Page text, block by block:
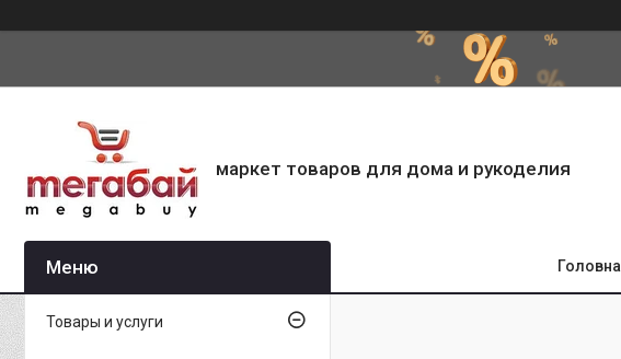
маркет товаров для дома и рукоделия
Головна
Товары и услуги